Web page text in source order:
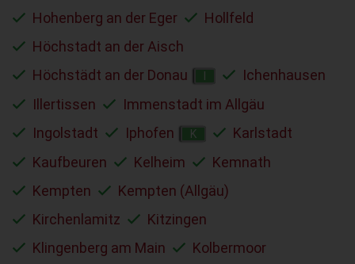
Hohenberg an der Eger
Hollfeld
Höchstadt an der Aisch
Höchstädt an der Donau
Ichenhausen
Illertissen
Immenstadt im Allgäu
Ingolstadt
Iphofen K
Karlstadt
Kaufbeuren
Kelheim
Kemnath
Kempten
Kempten (Allgäu)
Kirchenlamitz
Kitzingen
Klingenberg am Main
Kolbermoor